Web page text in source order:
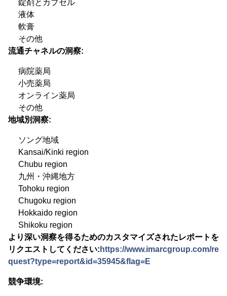
錠剤とカプセル
液体
軟膏
その他
流通チャネルの洞察:
病院薬局
小売薬局
オンライン薬局
その他
地域別洞察:
ソング地域
Kansai/Kinki region
Chubu region
九州・沖縄地方
Tohoku region
Chugoku region
Hokkaido region
Shikoku region
より深い洞察を得るためのカスタマイズされたレポートを
リクエストしてください: https://www.imarcgroup.com/re
quest?type=report&id=35945&flag=E
競争環境: